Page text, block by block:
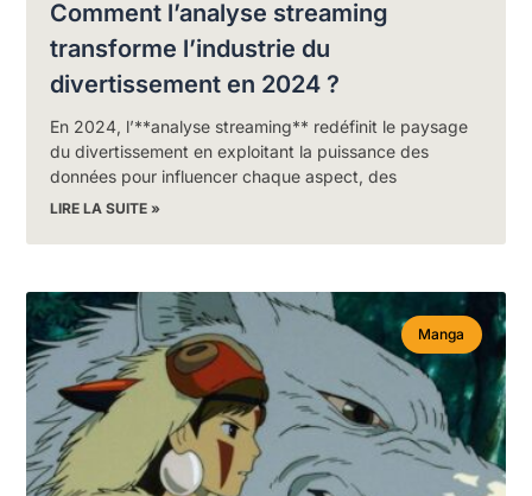
Comment l’analyse streaming
transforme l’industrie du
divertissement en 2024 ?
En 2024, l’**analyse streaming** redéfinit le paysage
du divertissement en exploitant la puissance des
données pour influencer chaque aspect, des
LIRE LA SUITE »
Manga